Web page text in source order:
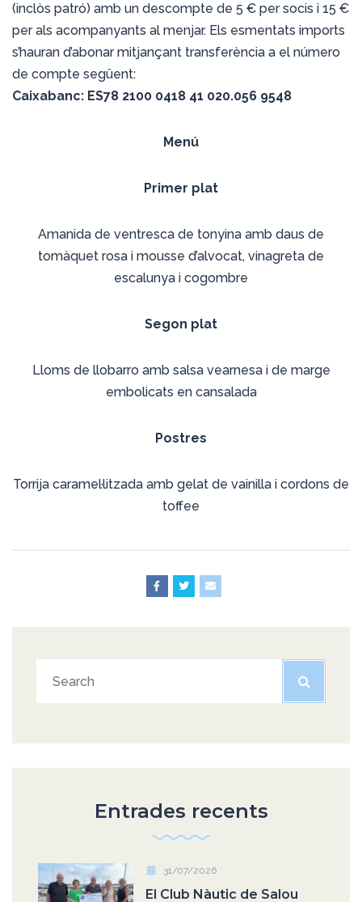
(inclòs patró) amb un descompte de 5 € per socis i 15 €
per als acompanyants al menjar. Els esmentats imports
s’hauran d’abonar mitjançant transferència a el número
de compte següent:
Caixabanc: ES78 2100 0418 41 020.056 9548
Menú
Primer plat
Amanida de ventresca de tonyina amb daus de
tomàquet rosa i mousse d’alvocat, vinagreta de
escalunya i cogombre
Segon plat
Lloms de llobarro amb salsa vearnesa i de marge
embolicats en cansalada
Postres
Torrija caramel·litzada amb gelat de vainilla i cordons de
toffee
Entrades recents
31/07/2026
El Club Nàutic de Salou